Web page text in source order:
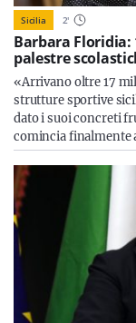
Sicilia 2'
Barbara
palestre
«Arrivano oltre 17
strutture sportive
dato i suoi concreti
comincia finalmente